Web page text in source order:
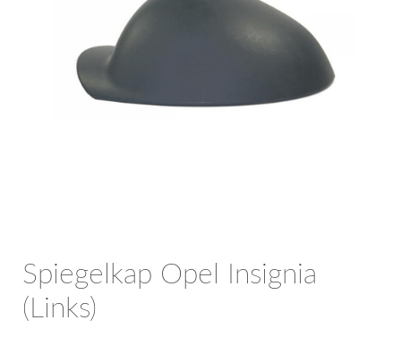
Bedrijfswagen parts
Contact
Spiegelkap Opel Insignia
(Links)